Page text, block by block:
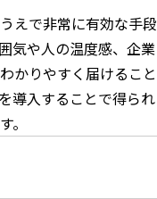
えで非常に有効な手段
気や人の温度感、企業
かりやすく届けること
導入することで得られ
。